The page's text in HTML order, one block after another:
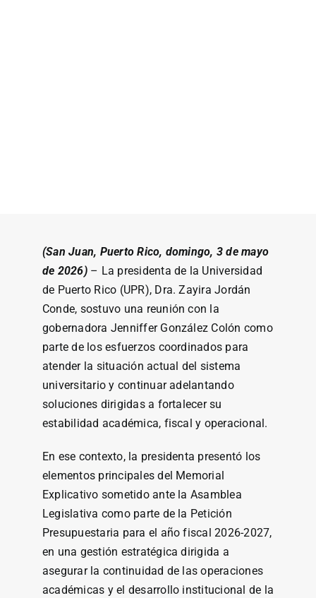
(San Juan, Puerto Rico, domingo, 3 de mayo
de 2026)– La presidenta de la Universidad
de Puerto Rico (UPR), Dra. Zayira Jordán
Conde, sostuvo una reunión con la
gobernadora Jenniffer González Colón como
parte de los esfuerzos coordinados para
atender la situación actual del sistema
universitario y continuar adelantando
soluciones dirigidas a fortalecer su
estabilidad académica, fiscal y operacional.
En ese contexto, la presidenta presentó los
elementos principales del Memorial
Explicativo sometido ante la Asamblea
Legislativa como parte de la Petición
Presupuestaria para el año fiscal 2026-2027,
en una gestión estratégica dirigida a
asegurar la continuidad de las operaciones
académicas y el desarrollo institucional de la